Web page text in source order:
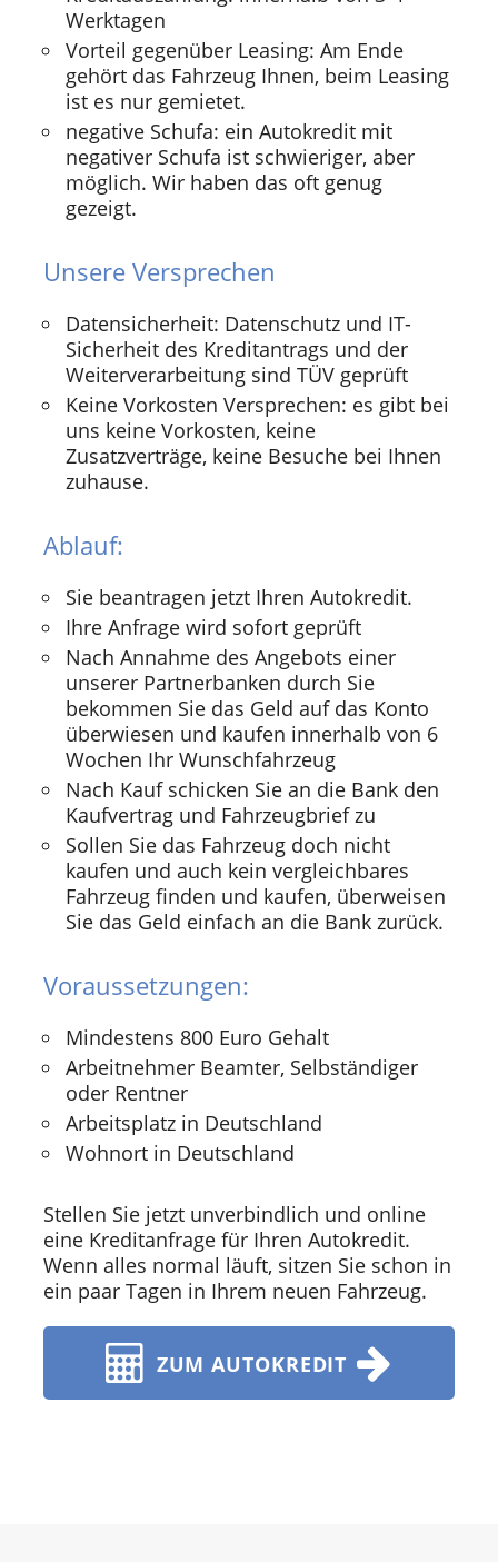
Werktagen
Vorteil gegenüber Leasing: Am Ende
gehört das Fahrzeug Ihnen, beim Leasing
ist es nur gemietet.
negative Schufa: ein Autokredit mit
negativer Schufa ist schwieriger, aber
möglich. Wir haben das oft genug
gezeigt.
Unsere Versprechen
Datensicherheit: Datenschutz und IT-
Sicherheit des Kreditantrags und der
Weiterverarbeitung sind TÜV geprüft
Keine Vorkosten Versprechen: es gibt bei
uns keine Vorkosten, keine
Zusatzverträge, keine Besuche bei Ihnen
zuhause.
Ablauf:
Sie beantragen jetzt Ihren Autokredit.
Ihre Anfrage wird sofort geprüft
Nach Annahme des Angebots einer
unserer Partnerbanken durch Sie
bekommen Sie das Geld auf das Konto
überwiesen und kaufen innerhalb von 6
Wochen Ihr Wunschfahrzeug
Nach Kauf schicken Sie an die Bank den
Kaufvertrag und Fahrzeugbrief zu
Sollen Sie das Fahrzeug doch nicht
kaufen und auch kein vergleichbares
Fahrzeug finden und kaufen, überweisen
Sie das Geld einfach an die Bank zurück.
Voraussetzungen:
Mindestens 800 Euro Gehalt
Arbeitnehmer Beamter, Selbständiger
oder Rentner
Arbeitsplatz in Deutschland
Wohnort in Deutschland
Stellen Sie jetzt unverbindlich und online
eine Kreditanfrage für Ihren Autokredit.
Wenn alles normal läuft, sitzen Sie schon in
ein paar Tagen in Ihrem neuen Fahrzeug.
ZUM AUTOKREDIT